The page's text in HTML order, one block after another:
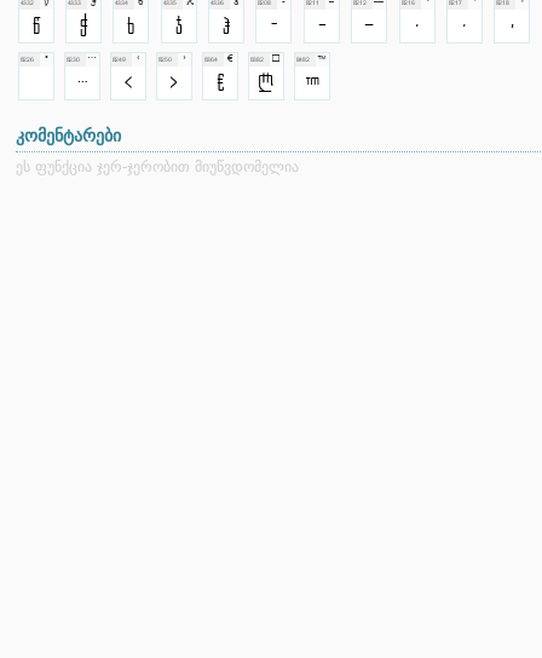
კომენტარები
ეს ფუნქცია ჯერ-ჯერობით მიუწვდომელია